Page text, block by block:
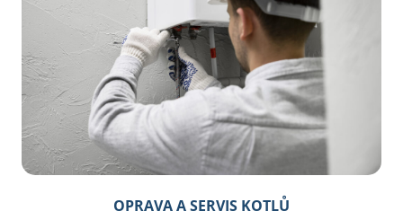
OPRAVA A SERVIS KOTLŮ